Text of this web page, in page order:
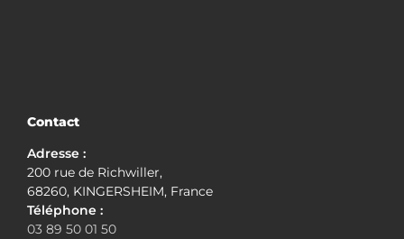
Contact
Adresse :
200 rue de Richwiller,
68260, KINGERSHEIM, France
Téléphone :
03 89 50 01 50